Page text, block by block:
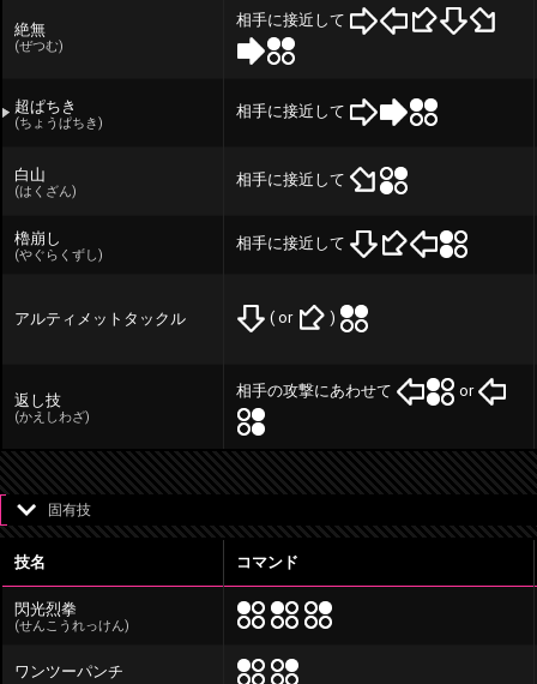
絶無
(ぜつむ)
相手に接近して
超ぱちき
(ちょうぱちき)
相手に接近して
白山
(はくざん)
相手に接近して
櫓崩し
(やぐらくずし)
相手に接近して
アルティメットタックル ( or )
返し技
(かえしわざ)
相手の攻撃にあわせて or
固有技
技名 コマンド
閃光烈拳
(せんこうれっけん)
ワンツーパンチ